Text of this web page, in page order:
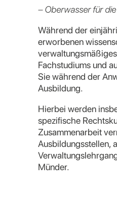
– Oberwasser für
Während der
erworbenen
Fachstudiums und
Sie während der
Ausbildung.
Hierbei werden
spezifische
Zusammenarbeit
Ausbildungsstellen,
Münder.